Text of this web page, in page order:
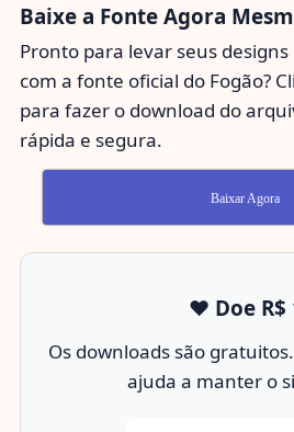
Baixe a Fonte Agora
Pronto para levar seus
com a fonte oficial do Fogão?
para fazer o download do
rápida e segura.
Baixar Agora
❤️ Doe R$
Os downloads são
ajuda a manter o